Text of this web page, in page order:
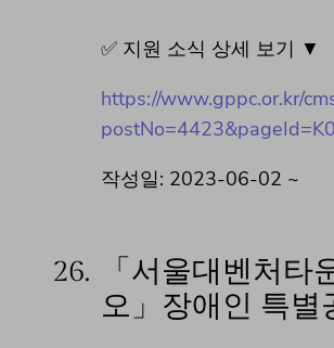
✅ 지원 소식 상세 보기 ▼
https://www.gppc.or.kr/
작성일: 2023-06-02 ~
26.
「서울대벤처타
오」장애인 특별